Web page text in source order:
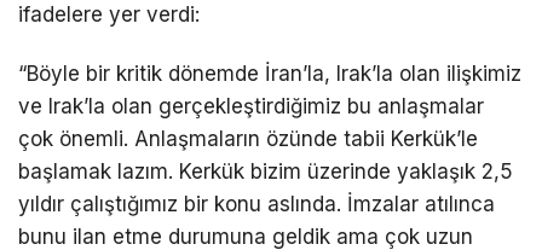
ifadelere yer verdi:
“Böyle bir kritik dönemde İran’la, Irak’la olan ilişkimiz
ve Irak’la olan gerçekleştirdiğimiz bu anlaşmalar
çok önemli. Anlaşmaların özünde tabii Kerkük’le
başlamak lazım. Kerkük bizim üzerinde yaklaşık 2,5
yıldır çalıştığımız bir konu aslında. İmzalar atılınca
bunu ilan etme durumuna geldik ama çok uzun